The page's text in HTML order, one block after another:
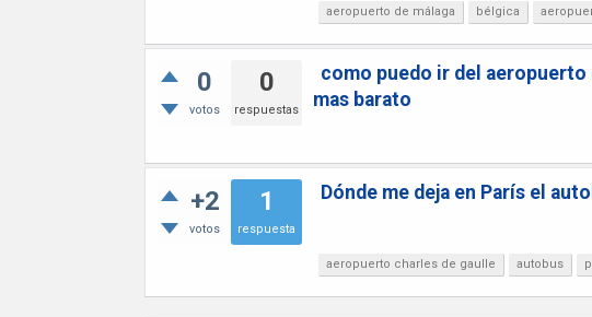
aeropuerto de málaga bélgica
0
votos
0
respuestas
como puedo ir del
mas barato
+2
votos
1
respuesta
Dónde me deja en París el
aeropuerto charles de gaulle autobus